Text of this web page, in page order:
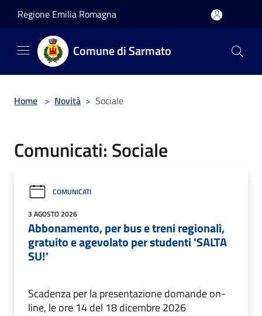
Regione Emilia Romagna
Comune di Sarmato
Home > Novità > Sociale
Comunicati: Sociale
COMUNICATI
3 AGOSTO 2026
Abbonamento, per bus e treni regionali,
gratuito e agevolato per studenti 'SALTA
SU!'
Scadenza per la presentazione domande on-
line, le ore 14 del 18 dicembre 2026